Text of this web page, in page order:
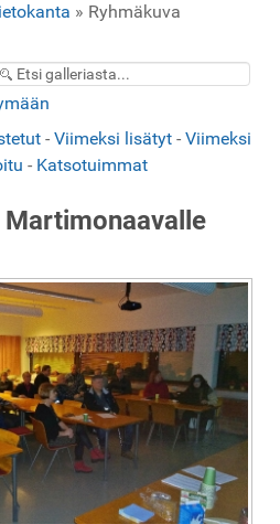
» Ryhmäkuva
- Viimeksi lisätyt- Viimeksi
- Katsotuimmat
Martimonaavalle